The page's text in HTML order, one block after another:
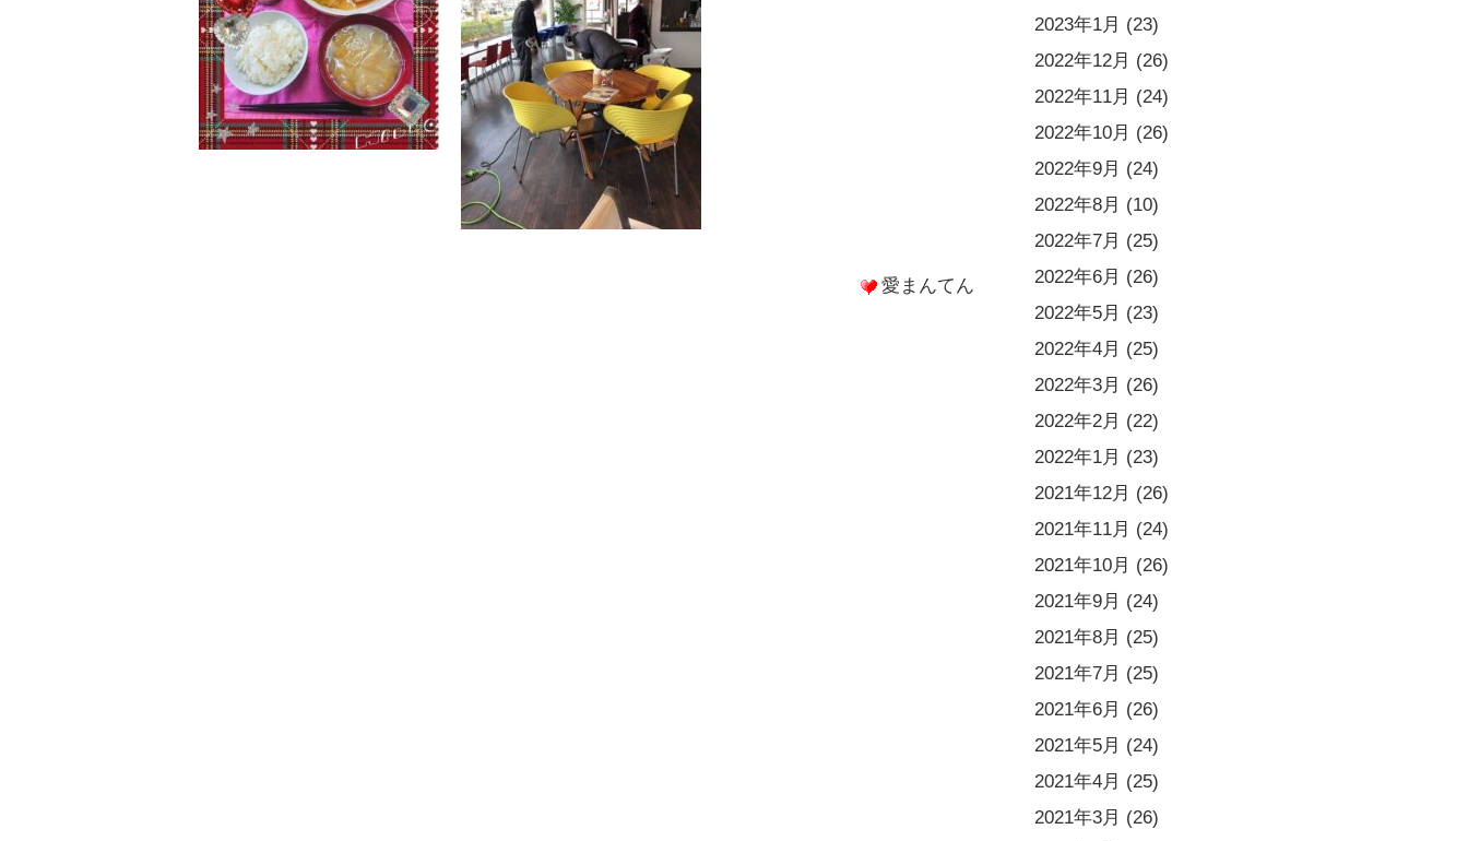
愛まんてん
2023年1月 (23)
2022年12月 (26)
2022年11月 (24)
2022年10月 (26)
2022年9月 (24)
2022年8月 (10)
2022年7月 (25)
2022年6月 (26)
2022年5月 (23)
2022年4月 (25)
2022年3月 (26)
2022年2月 (22)
2022年1月 (23)
2021年12月 (26)
2021年11月 (24)
2021年10月 (26)
2021年9月 (24)
2021年8月 (25)
2021年7月 (25)
2021年6月 (26)
2021年5月 (24)
2021年4月 (25)
2021年3月 (26)